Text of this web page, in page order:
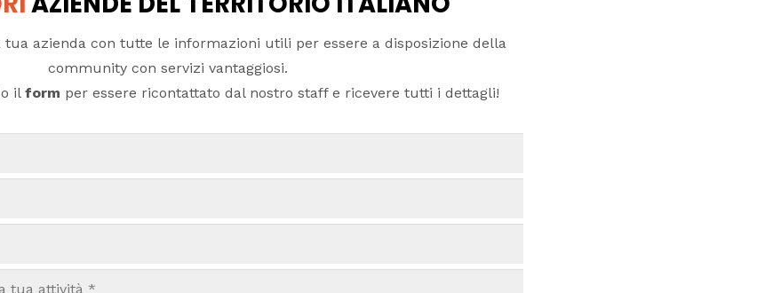
tua azienda con tutte le informazioni utili per essere a disposizione della
community con servizi vantaggiosi.
il form per essere ricontattato dal nostro staff e ricevere tutti i dettagli!